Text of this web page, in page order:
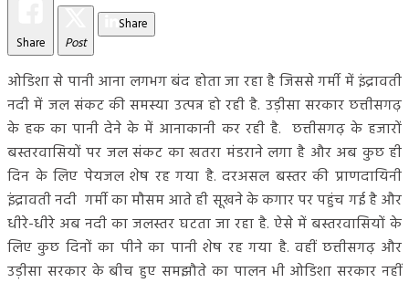
Share Post
Share
ओडिशा से पानी आना लगभग बंद होता जा रहा है जिससे गर्मी में इंद्रावती
नदी में जल संकट की समस्या उत्पन्न हो रही है. उड़ीसा सरकार छत्तीसगढ़
के हक का पानी देने के में आनाकानी कर रही है. छत्तीसगढ़ के हजारों
बस्तरवासियों पर जल संकट का खतरा मंडराने लगा है और अब कुछ ही
दिन के लिए पेयजल शेष रह गया है. दरअसल बस्तर की प्राणदायिनी
इंद्रावती नदी गर्मी का मौसम आते ही सूखने के कगार पर पहुंच गई है और
धीरे-धीरे अब नदी का जलस्तर घटता जा रहा है. ऐसे में बस्तरवासियों के
लिए कुछ दिनों का पीने का पानी शेष रह गया है. वहीं छत्तीसगढ़ और
उड़ीसा सरकार के बीच हुए समझौते का पालन भी ओडिशा सरकार नहीं